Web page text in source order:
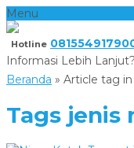
Menu
Hotline
Informasi Lebih Lanjut?
Beranda » Article tag
Tags jenis